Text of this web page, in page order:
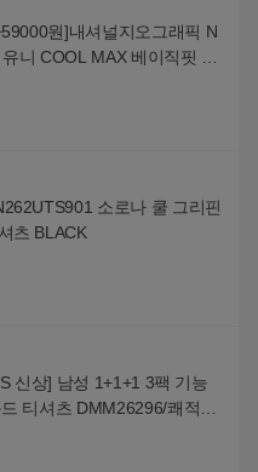
원]내셔널지오그래픽 N
니 COOL MAX 베이직핏 반
소로나 쿨 그리핀
츠 BLACK
신상] 남성 1+1+1 3팩 기능
티셔츠 DMM26296/쾌적함,